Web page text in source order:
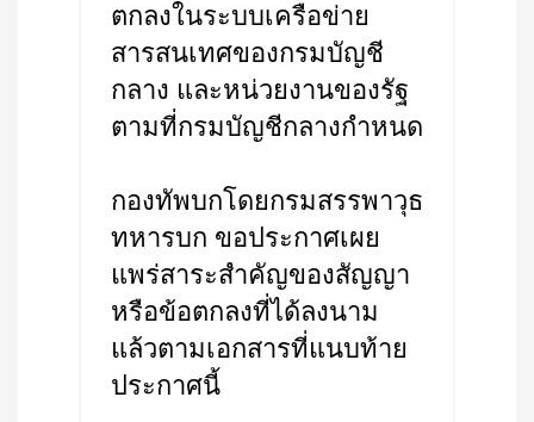
ตกลงในระบบเครือข่าย
สารสนเทศของกรมบัญชี
กลาง และหน่วยงานของรัฐ
ตามที่กรมบัญชีกลางกำหนด
กองทัพบกโดยกรมสรรพาวุธ
ทหารบก ขอประกาศเผย
แพร่สาระสำคัญของสัญญา
หรือข้อตกลงที่ได้ลงนาม
แล้วตามเอกสารที่แนบท้าย
ประกาศนี้